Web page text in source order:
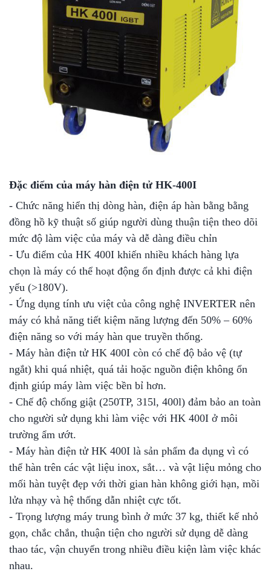
Đặc điểm của máy hàn điện tử HK-400I
- Chức năng hiển thị dòng hàn, điện áp hàn bằng bằng
đồng hồ kỹ thuật số giúp người dùng thuận tiện theo dõi
mức độ làm việc của máy và dễ dàng điều chỉn
- Ưu điểm của HK 400I khiến nhiều khách hàng lựa
chọn là máy có thể hoạt động ổn định được cả khi điện
yếu (>180V).
- Ứng dụng tính ưu việt của công nghệ INVERTER nên
máy có khả năng tiết kiệm năng lượng đến 50% – 60%
điện năng so với máy hàn que truyền thống.
- Máy hàn điện tử HK 400I còn có chế độ bảo vệ (tự
ngắt) khi quá nhiệt, quá tải hoặc nguồn điện không ổn
định giúp máy làm việc bền bỉ hơn.
- Chế độ chống giật (250TP, 315l, 400l) đảm bảo an toàn
cho người sử dụng khi làm việc với HK 400I ở môi
trường ẩm ướt.
- Máy hàn điện tử HK 400I là sản phẩm đa dụng vì có
thể hàn trên các vật liệu inox, sắt… và vật liệu mỏng cho
mối hàn tuyệt đẹp với thời gian hàn không giới hạn, mồi
lửa nhạy và hệ thống dẫn nhiệt cực tốt.
- Trọng lượng máy trung bình ở mức 37 kg, thiết kế nhỏ
gọn, chắc chắn, thuận tiện cho người sử dụng dễ dàng
thao tác, vận chuyển trong nhiều điều kiện làm việc khác
nhau.